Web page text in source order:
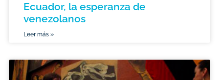
Ecuador, la esperanza de
venezolanos
Leer más »